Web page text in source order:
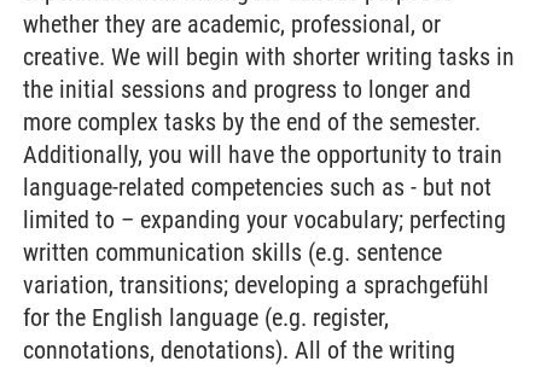
whether they are academic, professional, or
creative. We will begin with shorter writing tasks in
the initial sessions and progress to longer and
more complex tasks by the end of the semester.
Additionally, you will have the opportunity to train
language-related competencies such as - but not
limited to – expanding your vocabulary; perfecting
written communication skills (e.g. sentence
variation, transitions; developing a sprachgefühl
for the English language (e.g. register,
connotations, denotations). All of the writing